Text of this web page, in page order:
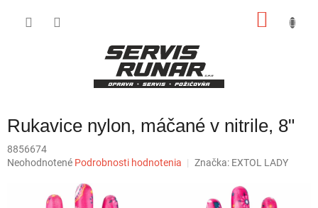
Rukavice nylon, máčané v nitrile, 8"
8856674
Priemerné
Neohodnotené Podrobnosti hodnotenia Značka: EXTOL LADY